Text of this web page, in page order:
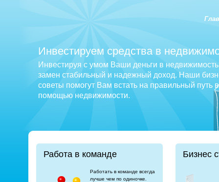
Инвестируем средства в
Инвестируя с умом Ваши деньги в
замен стабильный и надежный доход. Наши
советы помогут Вам встать на правильный путь
помощью недвижимости.
Работа в команде
Работать в команде всегда
лучше чем по одиночке.
Бизнес